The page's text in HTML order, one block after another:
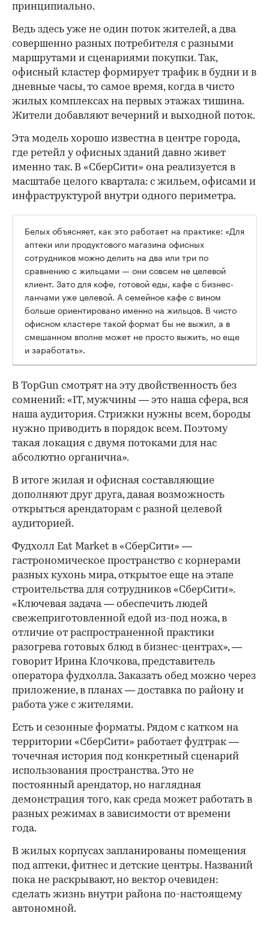
принципиально.
Ведь здесь уже не один поток жителей, а два
совершенно разных потребителя с разными
маршрутами и сценариями покупки. Так,
офисный кластер формирует трафик в будни и в
дневные часы, то самое время, когда в чисто
жилых комплексах на первых этажах тишина.
Жители добавляют вечерний и выходной поток.
Эта модель хорошо известна в центре города,
где ретейл у офисных зданий давно живет
именно так. В «СберСити» она реализуется в
масштабе целого квартала: с жильем, офисами и
инфраструктурой внутри одного периметра.
Белых объясняет, как это работает на практике: «Для
аптеки или продуктового магазина офисных
сотрудников можно делить на два или три по
сравнению с жильцами — они совсем не целевой
клиент. Зато для кофе, готовой еды, кафе с бизнес-
ланчами уже целевой. А семейное кафе с вином
больше ориентировано именно на жильцов. В чисто
офисном кластере такой формат бы не выжил, а в
смешанном вполне может не просто выжить, но еще
и заработать».
В TopGun смотрят на эту двойственность без
сомнений: «IT, мужчины — это наша сфера, вся
наша аудитория. Стрижки нужны всем, бороды
нужно приводить в порядок всем. Поэтому
такая локация с двумя потоками для нас
абсолютно органична».
В итоге жилая и офисная составляющие
дополняют друг друга, давая возможность
открыться арендаторам с разной целевой
аудиторией.
Фудхолл Eat Market в «СберСити» —
гастрономическое пространство с корнерами
разных кухонь мира, открытое еще на этапе
строительства для сотрудников «СберСити».
«Ключевая задача — обеспечить людей
свежеприготовленной едой из-под ножа, в
отличие от распространенной практики
разогрева готовых блюд в бизнес-центрах», —
говорит Ирина Клочкова, представитель
оператора фудхолла. Заказать обед можно через
приложение, в планах — доставка по району и
работа уже с жителями.
Есть и сезонные форматы. Рядом с катком на
территории «СберСити» работает фудтрак —
точечная история под конкретный сценарий
использования пространства. Это не
постоянный арендатор, но наглядная
демонстрация того, как среда может работать в
разных режимах в зависимости от времени
года.
В жилых корпусах запланированы помещения
под аптеки, фитнес и детские центры. Названий
пока не раскрывают, но вектор очевиден:
сделать жизнь внутри района по-настоящему
автономной.